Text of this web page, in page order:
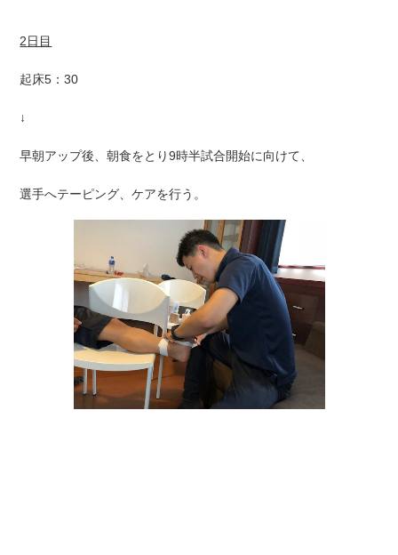
2日目
起床5：30
↓
早朝アップ後、朝食をとり9時半試合開始に向けて、
選手へテーピング、ケアを行う。